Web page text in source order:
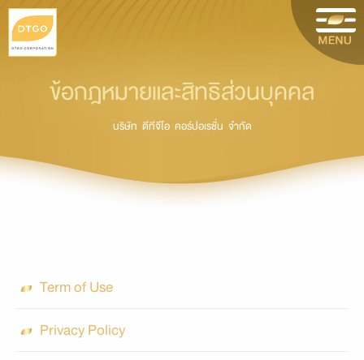
ข้อกฎหมายและสิทธิส่วนบุคคล
บริษัท ดีทีจีโอ คอร์ปอเรชั่น จำกัด
Term of Use
Privacy Policy